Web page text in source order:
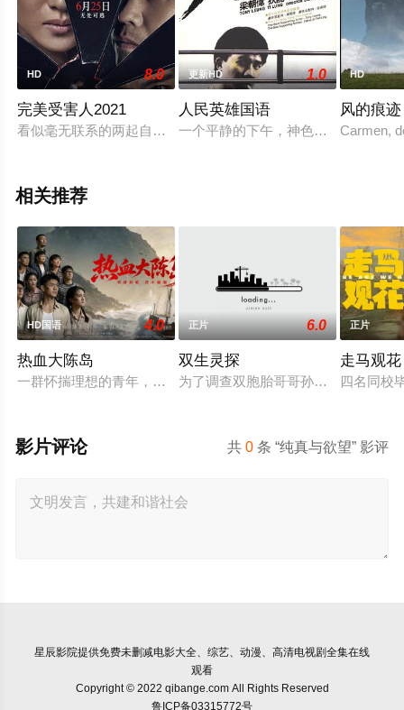
HD 8.0
完美受害人2021
看似毫无联系的两起自杀案件，却将所有的疑点指向了一位著
更新HD 1.0
人民英雄国语
一个平静的下午，神色紧张的青年阿
HD
风的痕迹
Carmen,
相关推荐
HD国语 4.0
热血大陈岛
一群怀揣理想的青年，毅然告别亲人、远离故土，登上了荒芜
正片 6.0
双生灵探
为了调查双胞胎哥哥孙小糊的失踪，
正片
走马观花
四名同校
共0 条 “纯真与欲望” 影评
影片评论
星辰影院提供免费未删减电影大全、综艺、动漫、高清电视剧全集在线
观看
Copyright © 2022 qibange.com All Rights Reserved
鲁ICP备03315772号